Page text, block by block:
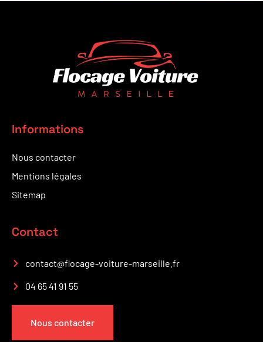
Informations
Nous contacter
Mentions légales
Sitemap
Contact
contact@flocage-voiture-marseille.fr
04 65 41 91 55
Nous contacter